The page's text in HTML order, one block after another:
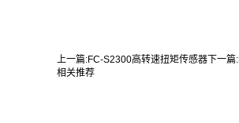
上一篇:FC-S2300高转速扭矩传感器 下一篇:
相关推荐